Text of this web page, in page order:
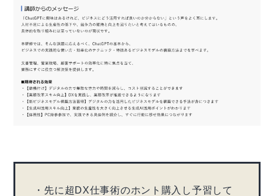
・先に超DX仕事術のホント購入し予習して